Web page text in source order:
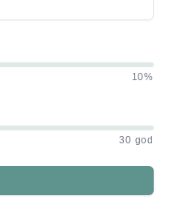
10%
30 god